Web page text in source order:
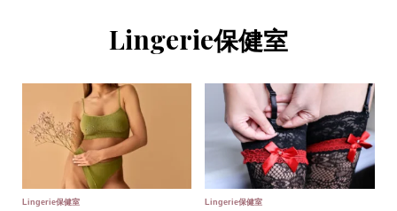
Lingerie保健室
Lingerie保健室 Lingerie保健室